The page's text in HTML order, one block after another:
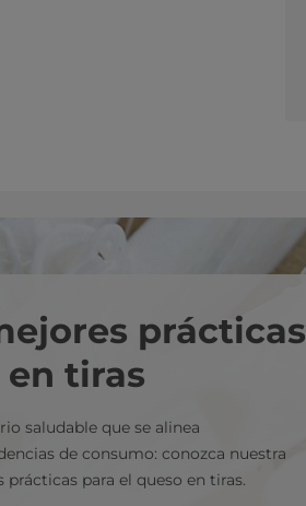
prácticas
en tiras
saludable que se alinea
de consumo: conozca nuestra
prácticas para el queso en tiras.